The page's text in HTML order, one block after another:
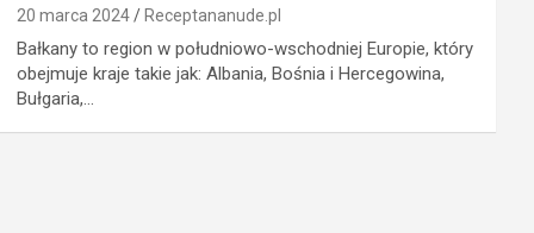
20 marca 2024 Receptananude.pl
Bałkany to region w południowo-wschodniej Europie, który
obejmuje kraje takie jak: Albania, Bośnia i Hercegowina,
Bułgaria,…